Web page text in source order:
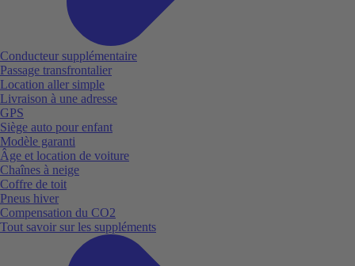
Conducteur supplémentaire
Passage transfrontalier
Location aller simple
Livraison à une adresse
GPS
Siège auto pour enfant
Modèle garanti
Âge et location de voiture
Chaînes à neige
Coffre de toit
Pneus hiver
Compensation du CO2
Tout savoir sur les suppléments